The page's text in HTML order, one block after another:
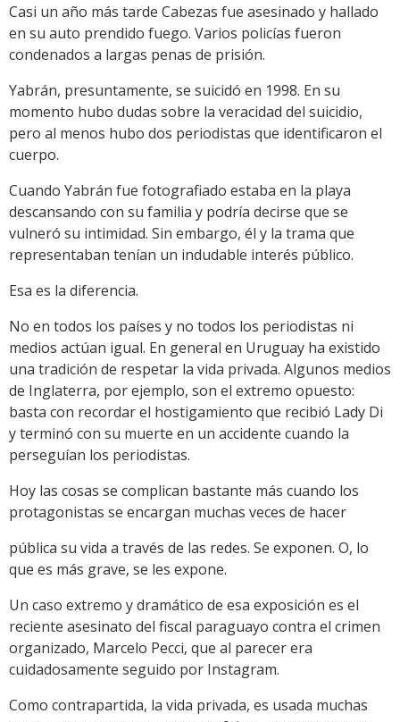
Casi un año más tarde Cabezas fue asesinado y hallado
en su auto prendido fuego. Varios policías fueron
condenados a largas penas de prisión.
Yabrán, presuntamente, se suicidó en 1998. En su
momento hubo dudas sobre la veracidad del suicidio,
pero al menos hubo dos periodistas que identificaron el
cuerpo.
Cuando Yabrán fue fotografiado estaba en la playa
descansando con su familia y podría decirse que se
vulneró su intimidad. Sin embargo, él y la trama que
representaban tenían un indudable interés público.
Esa es la diferencia.
No en todos los países y no todos los periodistas ni
medios actúan igual. En general en Uruguay ha existido
una tradición de respetar la vida privada. Algunos medios
de Inglaterra, por ejemplo, son el extremo opuesto:
basta con recordar el hostigamiento que recibió Lady Di
y terminó con su muerte en un accidente cuando la
perseguían los periodistas.
Hoy las cosas se complican bastante más cuando los
protagonistas se encargan muchas veces de hacer
pública su vida a través de las redes. Se exponen. O, lo
que es más grave, se les expone.
Un caso extremo y dramático de esa exposición es el
reciente asesinato del fiscal paraguayo contra el crimen
organizado, Marcelo Pecci, que al parecer era
cuidadosamente seguido por Instagram.
Como contrapartida, la vida privada, es usada muchas